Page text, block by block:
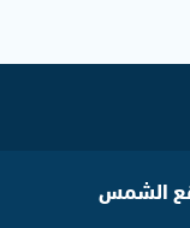
الشمس